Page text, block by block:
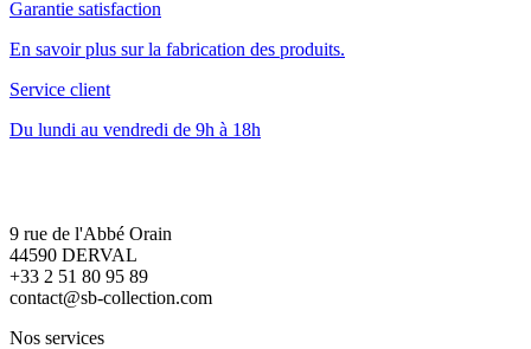
Garantie satisfaction
En savoir plus sur la fabrication des produits.
Service client
Du lundi au vendredi de 9h à 18h
9 rue de l'Abbé Orain
44590 DERVAL
+33 2 51 80 95 89
contact@sb-collection.com
Nos services